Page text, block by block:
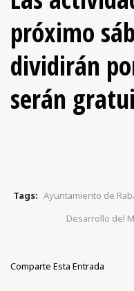
próximo
dividirán
serán
Tags: Ayuntamiento de
Desarrollo del
Comparte Esta Entrada